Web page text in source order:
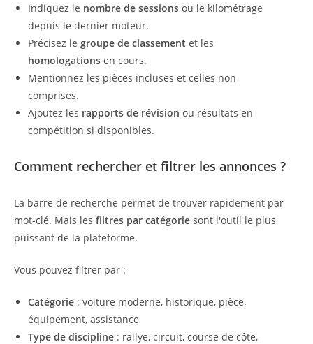
Indiquez le nombre de sessions ou le kilométrage
depuis le dernier moteur.
Précisez le groupe de classement et les
homologations en cours.
Mentionnez les pièces incluses et celles non
comprises.
Ajoutez les rapports de révision ou résultats en
compétition si disponibles.
Comment rechercher et filtrer les annonces ?
La barre de recherche permet de trouver rapidement par
mot-clé. Mais les filtres par catégorie sont l'outil le plus
puissant de la plateforme.
Vous pouvez filtrer par :
Catégorie : voiture moderne, historique, pièce,
équipement, assistance
Type de discipline : rallye, circuit, course de côte,